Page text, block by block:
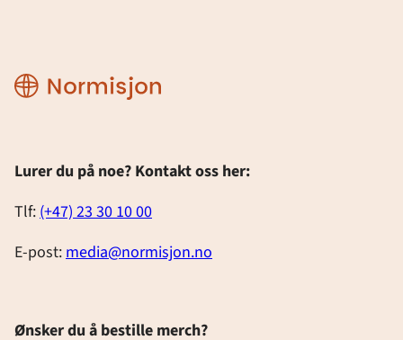
Designmanual
Lurer du på noe? Kontakt oss her:
Tlf:(+47) 23 30 10 00
E-post:media@normisjon.no
Ønsker du å bestille merch?